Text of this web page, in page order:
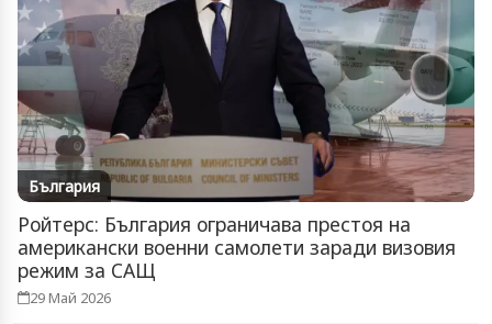
България
Ройтерс: България ограничава престоя на
американски военни самолети заради визовия
режим за САЩ
29 Май 2026